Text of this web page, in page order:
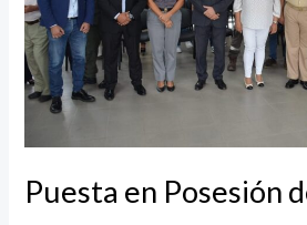
Puesta en Posesión